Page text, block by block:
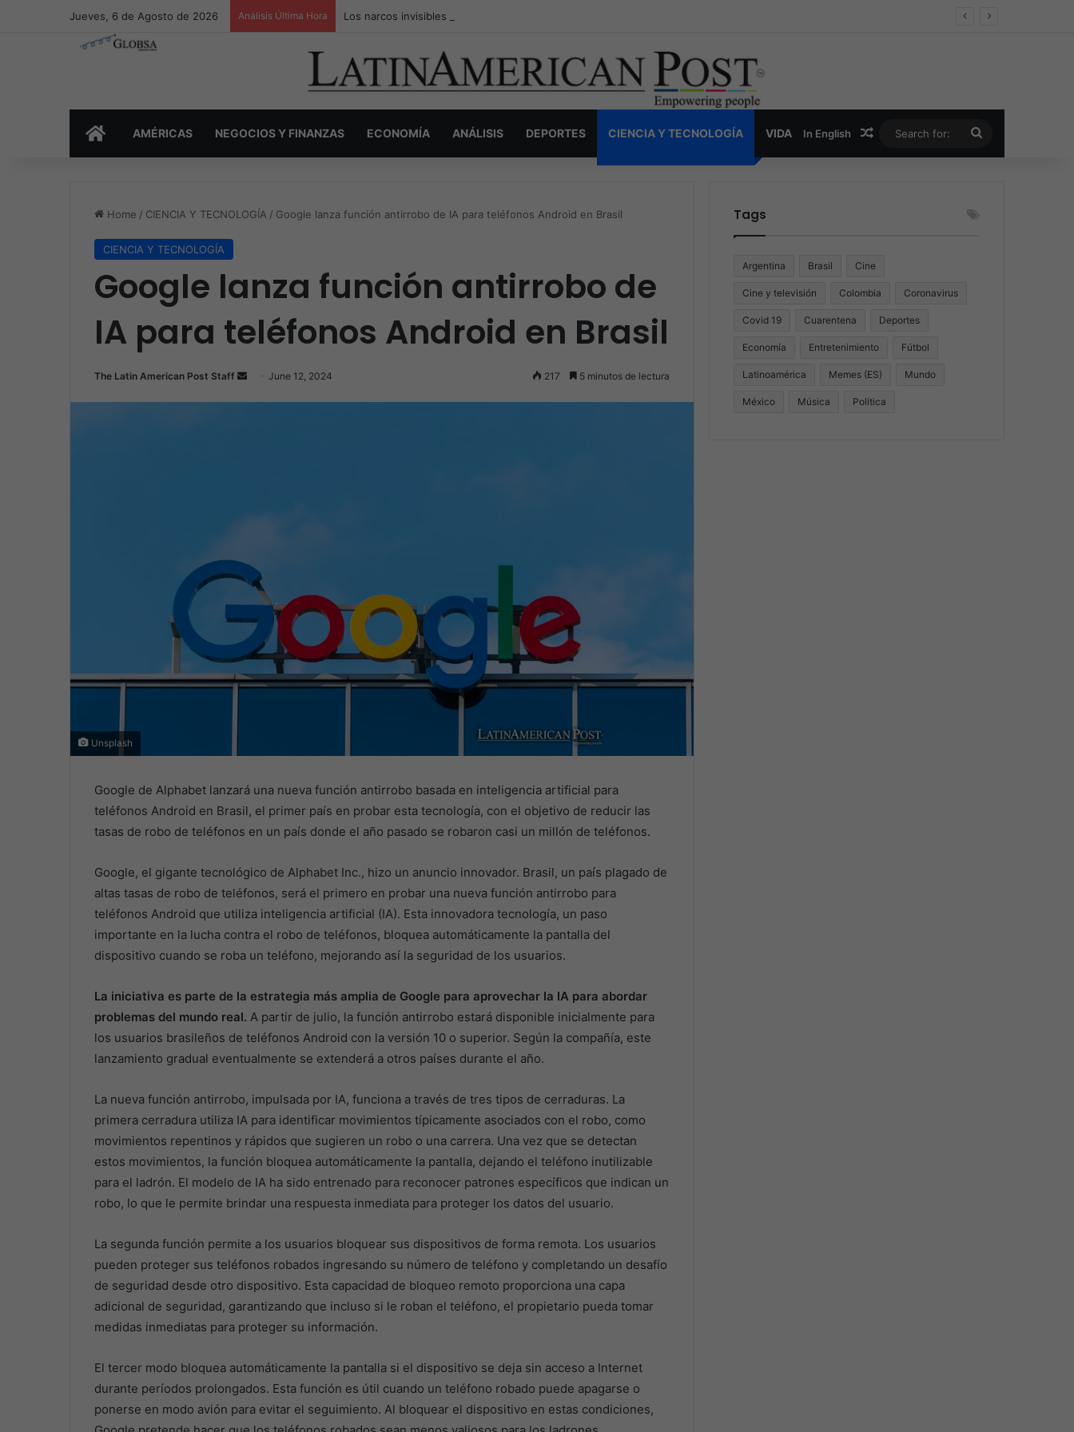
Jueves, 6 de Agosto de 2026 Análisis Última Hora Los narcos invisibles de Colombia: la guerra secreta por la verdad, el poder y la nueva economía de la droga
INICIOAMÉRICAS NEGOCIOS Y FINANZAS ECONOMÍA ANÁLISIS DEPORTES CIENCIA Y TECNOLOGÍA VIDA In English Random Article
for:
Home / CIENCIA Y TECNOLOGÍA / Google lanza función antirrobo de IA para teléfonos Android en Brasil
CIENCIA Y TECNOLOGÍA
Google lanza función antirrobo de
IA para teléfonos Android en Brasil
The Latin American Post Staff
SendJune 12, 2024 217 5 minutos de lectura
Unsplash
Google de Alphabet lanzará una nueva función antirrobo basada en inteligencia artificial para
teléfonos Android en Brasil, el primer país en probar esta tecnología, con el objetivo de reducir las
tasas de robo de teléfonos en un país donde el año pasado se robaron casi un millón de teléfonos.
Google, el gigante tecnológico de Alphabet Inc., hizo un anuncio innovador. Brasil, un país plagado de
altas tasas de robo de teléfonos, será el primero en probar una nueva función antirrobo para
teléfonos Android que utiliza inteligencia artificial (IA). Esta innovadora tecnología, un paso
importante en la lucha contra el robo de teléfonos, bloquea automáticamente la pantalla del
dispositivo cuando se roba un teléfono, mejorando así la seguridad de los usuarios.
La iniciativa es parte de la estrategia más amplia de Google para aprovechar la IA para abordar
problemas del mundo real. A partir de julio, la función antirrobo estará disponible inicialmente para
los usuarios brasileños de teléfonos Android con la versión 10 o superior. Según la compañía, este
lanzamiento gradual eventualmente se extenderá a otros países durante el año.
La nueva función antirrobo, impulsada por IA, funciona a través de tres tipos de cerraduras. La
primera cerradura utiliza IA para identificar movimientos típicamente asociados con el robo, como
movimientos repentinos y rápidos que sugieren un robo o una carrera. Una vez que se detectan
estos movimientos, la función bloquea automáticamente la pantalla, dejando el teléfono inutilizable
para el ladrón. El modelo de IA ha sido entrenado para reconocer patrones específicos que indican un
robo, lo que le permite brindar una respuesta inmediata para proteger los datos del usuario.
La segunda función permite a los usuarios bloquear sus dispositivos de forma remota. Los usuarios
pueden proteger sus teléfonos robados ingresando su número de teléfono y completando un desafío
de seguridad desde otro dispositivo. Esta capacidad de bloqueo remoto proporciona una capa
adicional de seguridad, garantizando que incluso si le roban el teléfono, el propietario pueda tomar
medidas inmediatas para proteger su información.
El tercer modo bloquea automáticamente la pantalla si el dispositivo se deja sin acceso a Internet
durante períodos prolongados. Esta función es útil cuando un teléfono robado puede apagarse o
ponerse en modo avión para evitar el seguimiento. Al bloquear el dispositivo en estas condiciones,
Tags
Argentina Brasil Cine
Cine y televisión Colombia Coronavirus
Covid 19 Cuarentena Deportes
Economía Entretenimiento Fútbol
Latinoamérica Memes (ES) Mundo
México Música Politica